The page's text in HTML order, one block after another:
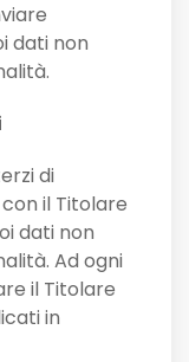
dati non
di
il Titolare
dati non
Ad ogni
il Titolare
in